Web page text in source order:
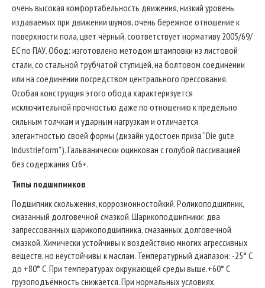
очень высокая комфортабельность движения, низкий уровень
издаваемых при движении шумов, очень бережное отношение к
поверхности пола, цвет чёрный, соответствует нормативу 2005/69/
ЕС по ПАУ. Обод: изготовлено методом штамповки из листовой
стали, со стальной трубчатой ступицей, на болтовом соединении
или на соединении посредством центрального прессования.
Особая конструкция этого обода характеризуется
исключительной прочностью даже по отношению к предельно
сильным толчкам и ударным нагрузкам и отличается
элегантностью своей формы (дизайн удостоен приза “Die gute
Industrieform”). Гальванически оцинкован с голубой пассивацией
без содержания Cr6+.
Типы подшипников
Подшипник скольжения, коррозионностойкий. Роликоподшипник,
смазанный долговечной смазкой. Шарикоподшипники: два
запрессованных шарикоподшипника, смазанных долговечной
смазкой. Химически устойчивы к воздействию многих агрессивных
веществ, но неустойчивы к маслам. Температурный диапазон: -25° C
до +80° C. При температурах окружающей среды выше.+60° C
грузоподъёмность снижается. При нормальных условиях